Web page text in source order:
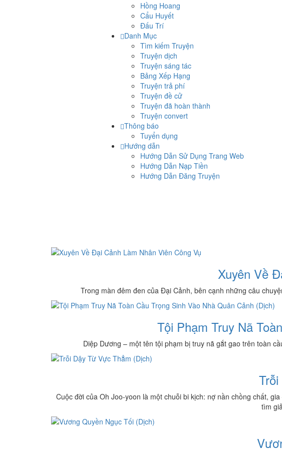
Hồng Hoang
Cẩu Huyết
Đấu Trí
Danh Mục
Tìm kiếm Truyện
Truyện dịch
Truyện sáng tác
Bảng Xếp Hạng
Truyện trả phí
Truyện đề cử
Truyện đã hoàn thành
Truyện convert
Thông báo
Tuyển dụng
Hướng dẫn
Hướng Dẫn Sử Dụng Trang Web
Hướng Dẫn Nạp Tiền
Hướng Dẫn Đăng Truyện
Xuyên Về
Trong màn đêm đen của Đại Cảnh, bên cạnh những câu
Tội Phạm Truy Nã
Diệp Dương – một tên tội phạm bị truy nã gắt gao trên toàn
Cuộc đời của Oh Joo-yoon là một chuỗi bi kịch: nợ nần chồng chất,
tìm